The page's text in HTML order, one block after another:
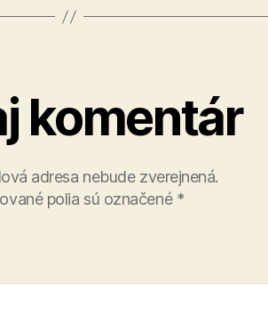
komentár
adresa nebude zverejnená.
polia sú označené *